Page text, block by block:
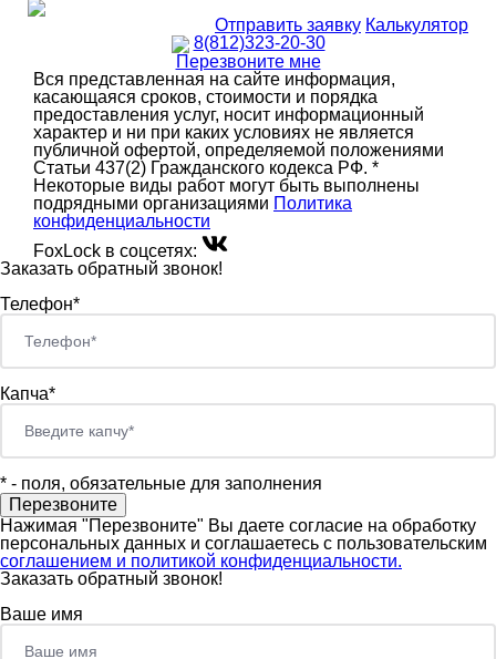
Отправить заявку Калькулятор
8(812)323-20-30
Перезвоните мне
Вся представленная на сайте информация,
касающаяся сроков, стоимости и порядка
предоставления услуг, носит информационный
характер и ни при каких условиях не является
публичной офертой, определяемой положениями
Статьи 437(2) Гражданского кодекса РФ. *
Некоторые виды работ могут быть выполнены
подрядными организациями Политика
конфиденциальности
FoxLock в соцсетях:
Заказать обратный звонок!
Телефон*
Капча*
* - поля, обязательные для заполнения
Нажимая "Перезвоните" Вы даете согласие на обработку
персональных данных и соглашаетесь c пользовательским
соглашением и политикой конфиденциальности.
Заказать обратный звонок!
Ваше имя